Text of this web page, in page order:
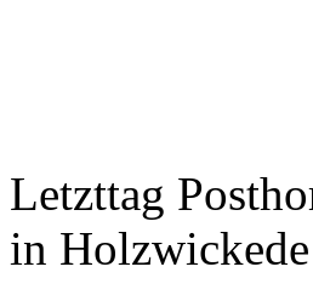
Letzttag
in Holzwickede